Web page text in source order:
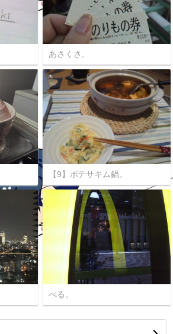
あさくさ。
【9】ポテサキム鍋。
べる。